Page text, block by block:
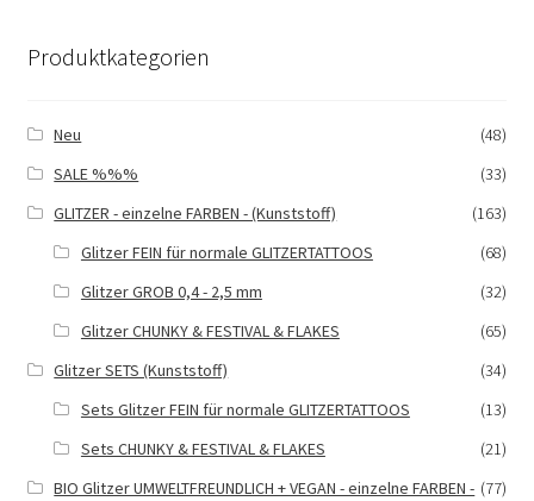
Produktkategorien
Neu
(48)
SALE %%%
(33)
GLITZER - einzelne FARBEN - (Kunststoff)
(163)
Glitzer FEIN für normale GLITZERTATTOOS
(68)
Glitzer GROB 0,4 - 2,5 mm
(32)
Glitzer CHUNKY & FESTIVAL & FLAKES
(65)
Glitzer SETS (Kunststoff)
(34)
Sets Glitzer FEIN für normale GLITZERTATTOOS
(13)
Sets CHUNKY & FESTIVAL & FLAKES
(21)
BIO Glitzer UMWELTFREUNDLICH + VEGAN - einzelne FARBEN - (77)